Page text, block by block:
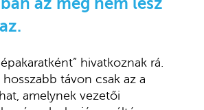
hivatkoznak rá.
távon csak az a
amelynek vezetői